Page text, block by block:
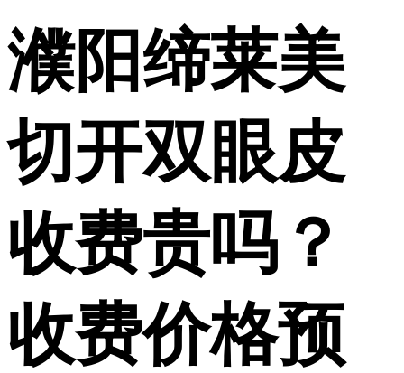
濮阳缔莱美
切开双眼皮
收费贵吗？
收费价格预